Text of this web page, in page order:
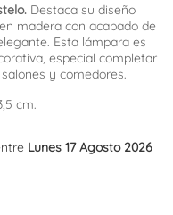
Destaca su diseño
madera con acabado de
Esta lámpara es
especial completar
y comedores.
cm.
Lunes 17 Agosto 2026